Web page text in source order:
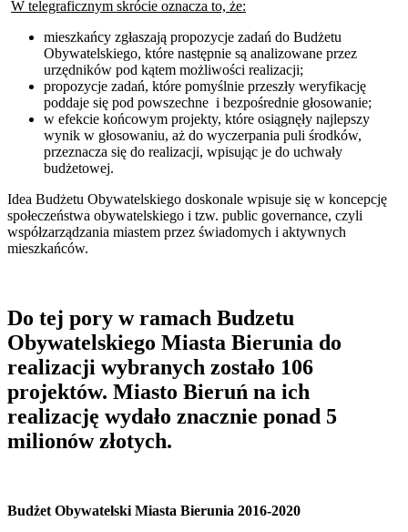
W telegraficznym skrócie oznacza to, że:
mieszkańcy zgłaszają propozycje zadań do Budżetu
Obywatelskiego, które następnie są analizowane przez
urzędników pod kątem możliwości realizacji;
propozycje zadań, które pomyślnie przeszły weryfikację
poddaje się pod powszechne i bezpośrednie głosowanie;
w efekcie końcowym projekty, które osiągnęły najlepszy
wynik w głosowaniu, aż do wyczerpania puli środków,
przeznacza się do realizacji, wpisując je do uchwały
budżetowej.
Idea Budżetu Obywatelskiego doskonale wpisuje się w koncepcję
społeczeństwa obywatelskiego i tzw. public governance, czyli
współzarządzania miastem przez świadomych i aktywnych
mieszkańców.
Do tej pory w ramach Budzetu
Obywatelskiego Miasta Bierunia do
realizacji wybranych zostało 106
projektów. Miasto Bieruń na ich
realizację wydało znacznie ponad 5
milionów złotych.
Budżet Obywatelski Miasta Bierunia 2016-2020